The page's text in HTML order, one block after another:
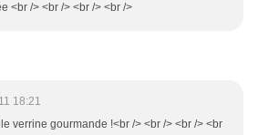
<br /> <br /> <br /> <br />
18:21
verrine gourmande !<br /> <br /> <br /> <br